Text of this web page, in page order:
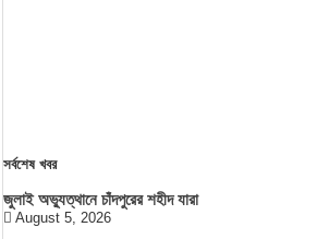
সর্বশেষ খবর
জুলাই অভ্যুত্থানে চাঁদপুরের শহীদ যারা
August 5, 2026